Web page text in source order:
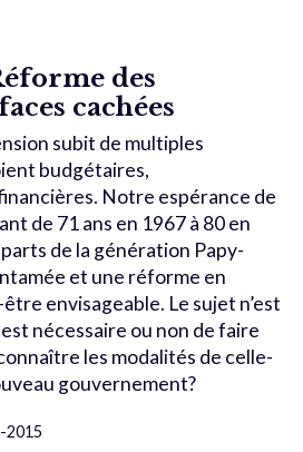
des
cachées
subit de multiples
budgétaires,
Notre espérance de
de 71 ans en 1967 à 80 en
de la génération Papy-
et une réforme en
envisageable. Le sujet n’est
nécessaire ou non de faire
les modalités de celle-
gouvernement?
2015